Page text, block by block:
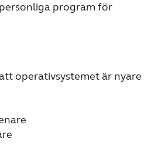
program för
operativsystemet är nyare